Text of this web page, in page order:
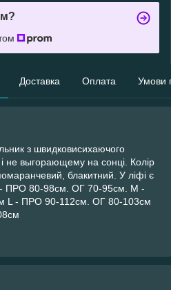
Доставка Оплата Умови
з швидковисихаючого
і не выгорающему на сонці. Колір
блакитний. У ліфі є
- ПРО 80-98см. ОГ 70-95см. M -
L - ПРО 90-112см. ОГ 80-103см